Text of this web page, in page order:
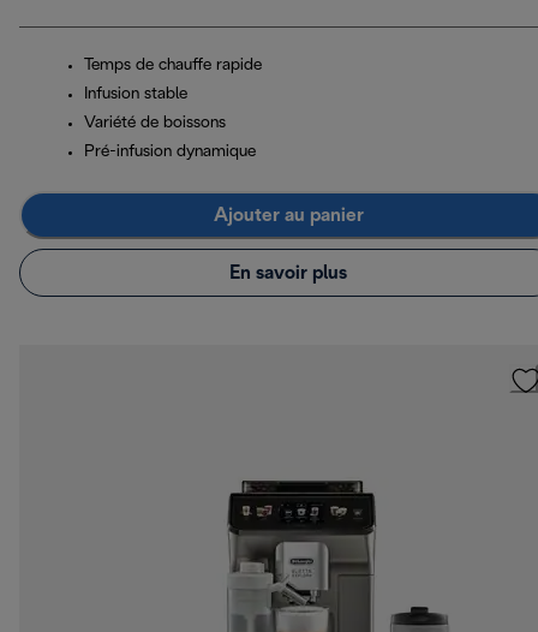
Temps de chauffe rapide
Infusion stable
Variété de boissons
Pré-infusion dynamique
Ajouter au panier
En savoir plus